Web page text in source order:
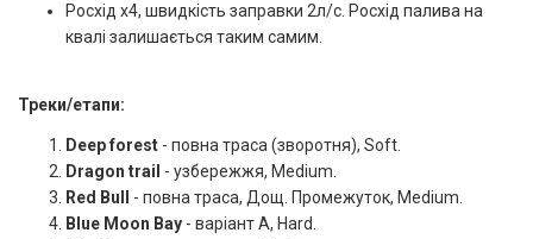
Росхід х4, швидкість заправки 2л/с. Росхід палива на
квалі залишається таким самим.
Треки/етапи:
Deep forest - повна траса (зворотня), Soft.
Dragon trail - узбережжя, Medium.
Red Bull
- повна траса, Дощ. Промежуток, Medium.
Blue Moon Bay - варіант А, Hard.